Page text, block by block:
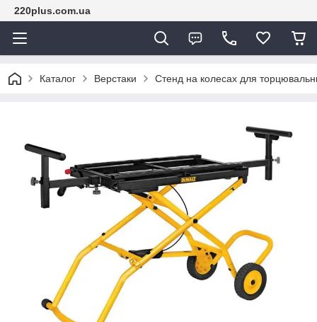
220plus.com.ua
Каталог Верстаки Стенд на колесах для